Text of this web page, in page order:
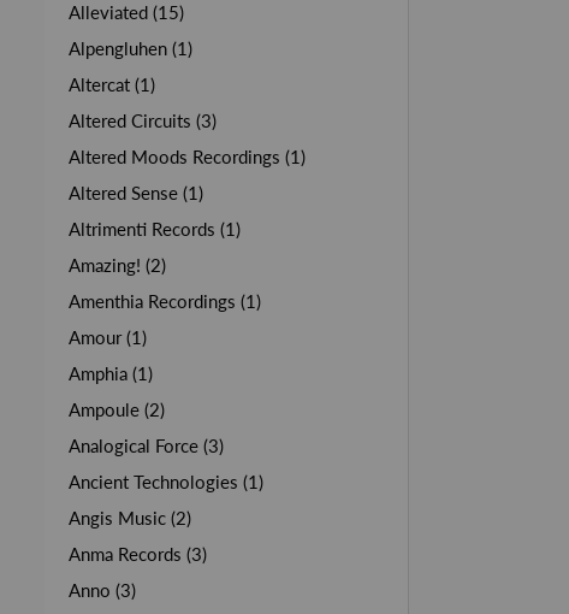
Alleviated (15)
Alpengluhen (1)
Altercat (1)
Altered Circuits (3)
Altered Moods Recordings (1)
Altered Sense (1)
Altrimenti Records (1)
Amazing! (2)
Amenthia Recordings (1)
Amour (1)
Amphia (1)
Ampoule (2)
Analogical Force (3)
Ancient Technologies (1)
Angis Music (2)
Anma Records (3)
Anno (3)